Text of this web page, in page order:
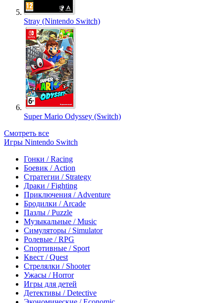
Stray (Nintendo Switch)
Super Mario Odyssey (Switch)
Смотреть все
Игры Nintendo Switch
Гонки / Racing
Боевик / Action
Стратегии / Strategy
Драки / Fighting
Приключения / Adventure
Бродилки / Arcade
Пазлы / Puzzle
Музыкальные / Music
Симуляторы / Simulator
Ролевые / RPG
Спортивные / Sport
Квест / Quest
Стрелялки / Shooter
Ужасы / Horror
Игры для детей
Детективы / Detective